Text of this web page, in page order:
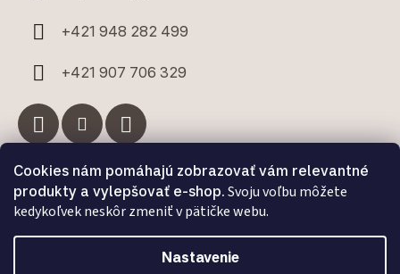
Cookies nám pomáhajú zobrazovať vám relevantné
produkty a vylepšovať e-shop. Svoju voľbu môžete
kedykoľvek neskôr zmeniť v pätičke webu.
Nastavenie
+421 948 282 499
+421 907 706 329
Facebook